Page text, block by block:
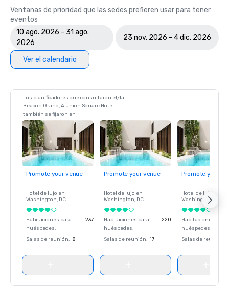
Ventanas de prioridad que las sedes prefieren usar para tener
eventos
10 ago. 2026 - 31 ago.
2026
23 nov. 2026 - 4 dic. 2026
Ver el calendario
Los planificadores que consultaron el/la
Beacon Grand, A Union Square Hotel
también se fijaron en
Promote your venue
Hotel de lujo en
Washington, DC
Habitaciones para
huéspedes:
237
Salas de reunión: 8
Promote your venue
Hotel de lujo en
Washington, DC
Habitaciones para
huéspedes:
220
Salas de reunión: 17
Promote your
Hotel de lujo en
Washington
Habitaciones para
huéspedes
Salas de reunión